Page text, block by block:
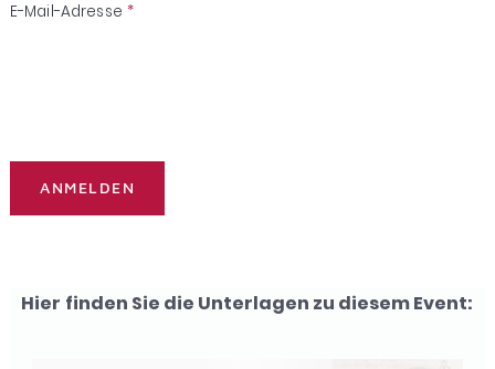
E-Mail-Adresse*
Hier finden Sie die Unterlagen zu diesem Event: